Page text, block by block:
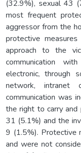
(32.9%), sexual 43
most frequent
aggressor from the
protective
approach to the
communication
electronic, through
network,
communication was
the right to carry
31 (5.1%) and the
9 (1.5%). Protective
and were not